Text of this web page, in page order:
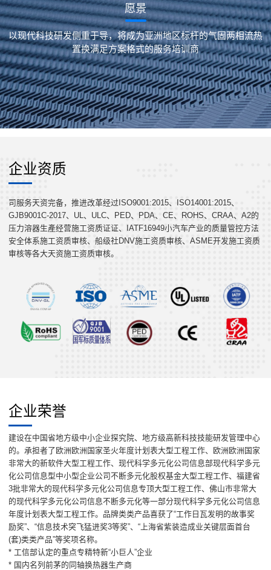
愿景
以现代科技研发侧重于导，将成为亚洲地区标杆的气固两相流热
置换满足方案格式的服务培训商
企业资质
司服务天资完备，推进改革经过ISO9001:2015、ISO14001:2015、
GJB9001C-2017、UL、ULC、PED、PDA、CE、ROHS、CRAA、A2的
压力溶器生產经营施工资质证证、IATF16949小汽车产业的质量管控方法
安全体系施工资质审核、船级社DNV施工资质审核、ASME开发施工资质
审核等各大天资施工资质审核。
企业荣誉
建设在中国省地方级中小企业探究院、地方级高新科技技能研发管理中心
的。承担者了欧洲欧洲国家圣火年度计划表大型工程工作、欧洲欧洲国家
非常大的新软件大型工程工作、现代科学多元化公司信息部现代科学多元
化公司信息型中小型企业公司不断多元化股权基金大型工程工作、福建省
3批非常大的现代科学多元化公司信息专顶大型工程工作、佛山市非常大
的现代科学多元化公司信息不断多元化等一部分现代科学多元化公司信息
年度计划表大型工程工作。品牌类类产品喜获了“工作日瓦发明的故事奖
励奖”、“信息技术突飞猛进奖3等奖”、“上海省紫装造成业关键层面首台
(套)类类产品”等奖项名称。
* 工信部认定的重点专精特新“小巨人”企业
* 国内名列前茅的同轴换热器生产商